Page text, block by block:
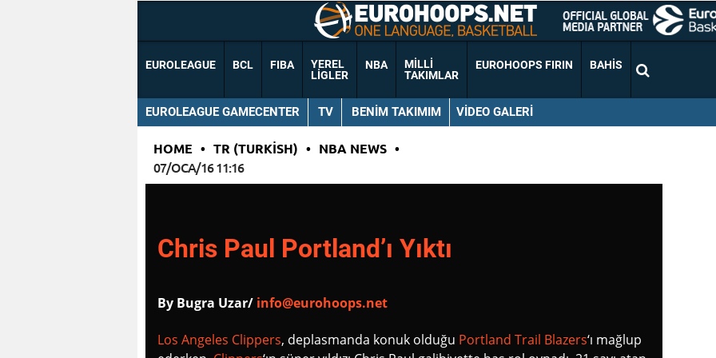
EUROLEAGUE BCL FIBA
YEREL
LIGLER
NBA
MILLI
TAKIMLAR
EUROHOOPS FIRIN BAHIS
EUROLEAGUE GAMECENTER TV BENIM TAKIMIM VIDEO GALERI
HOME • TR (TURKISH) • NBA NEWS •
07/OCA/16 11:16
Chris Paul Portland’ı Yıktı
By Bugra Uzar/ info@eurohoops.net
Los Angeles Clippers, deplasmanda konuk olduğu Portland Trail Blazers‘ı mağlup